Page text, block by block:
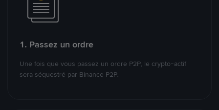
1. Passez un ordre
Une fois que vous passez un ordre P2P, le crypto-actif
sera séquestré par Binance P2P.